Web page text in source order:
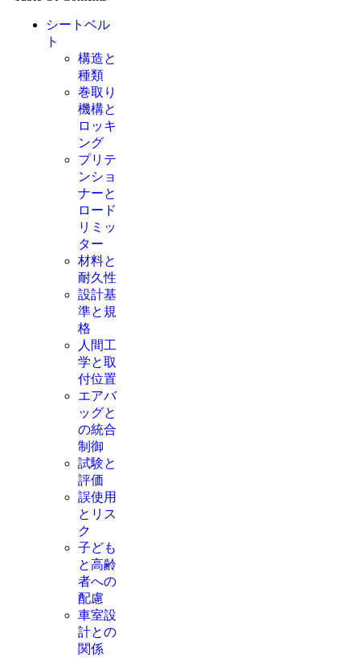
シートベル
ト
構造と
種類
巻取り
機構と
ロッキ
ング
プリテ
ンショ
ナーと
ロード
リミッ
ター
材料と
耐久性
設計基
準と規
格
人間工
学と取
付位置
エアバ
ッグと
の統合
制御
試験と
評価
誤使用
とリス
ク
子ども
と高齢
者への
配慮
車室設
計との
関係